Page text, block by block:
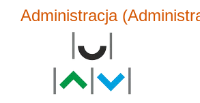
Administracja